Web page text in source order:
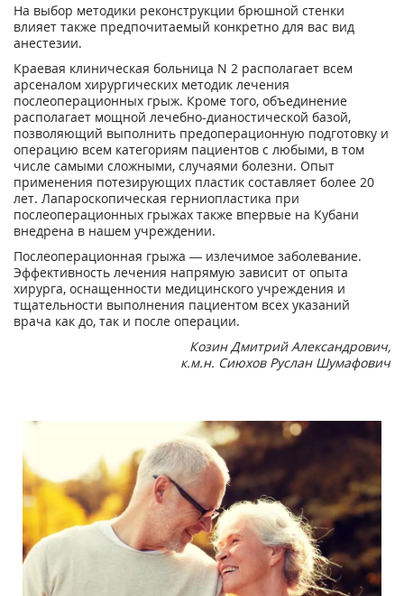
На выбор методики реконструкции брюшной стенки
влияет также предпочитаемый конкретно для вас вид
анестезии.
Краевая клиническая больница N 2 располагает всем
арсеналом хирургических методик лечения
послеоперационных грыж. Кроме того, объединение
располагает мощной лечебно-дианостической базой,
позволяющий выполнить предоперационную подготовку и
операцию всем категориям пациентов с любыми, в том
числе самыми сложными, случаями болезни. Опыт
применения потезирующих пластик составляет более 20
лет. Лапароскопическая герниопластика при
послеоперационных грыжах также впервые на Кубани
внедрена в нашем учреждении.
Послеоперационная грыжа — излечимое заболевание.
Эффективность лечения напрямую зависит от опыта
хирурга, оснащенности медицинского учреждения и
тщательности выполнения пациентом всех указаний
врача как до, так и после операции.
Козин Дмитрий Александрович,
к.м.н. Сиюхов Руслан Шумафович